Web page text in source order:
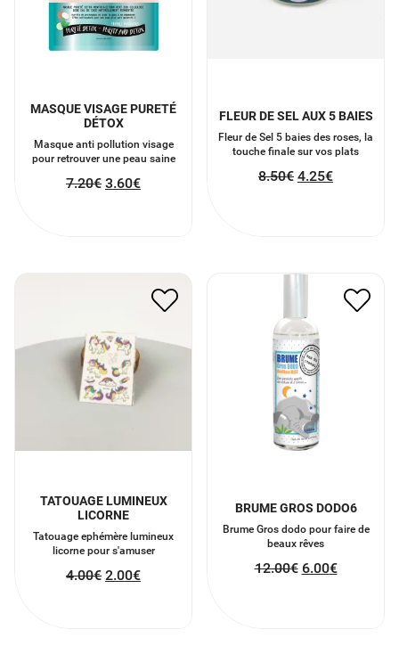
MASQUE VISAGE PURETÉ
DÉTOX
Masque anti pollution visage
pour retrouver une peau saine
7.20€ 3.60€
FLEUR DE SEL AUX 5 BAIES
Fleur de Sel 5 baies des roses, la
touche finale sur vos plats
8.50€ 4.25€
TATOUAGE LUMINEUX
LICORNE
Tatouage ephémère lumineux
licorne pour s'amuser
4.00€ 2.00€
BRUME GROS DODO6
Brume Gros dodo pour faire de
beaux rêves
12.00€ 6.00€